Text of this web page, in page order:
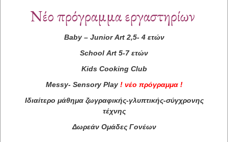
Νέο πρόγραμμα εργαστηρίων
Baby– Junior Art2,5- 4 ετών
School Art 5-7 ετών
Kids Cooking Club
Messy- Sensory Play ! νέο πρόγραμμα !
Ιδιαίτερο μάθημα ζωγραφικής-γλυπτικής-σύγχρονης
τέχνης
Δωρεάν Ομάδες Γονέων